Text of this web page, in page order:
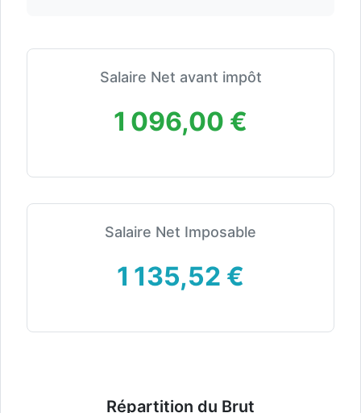
Salaire Net avant impôt
1 096,00 €
Salaire Net Imposable
1 135,52 €
Répartition du Brut